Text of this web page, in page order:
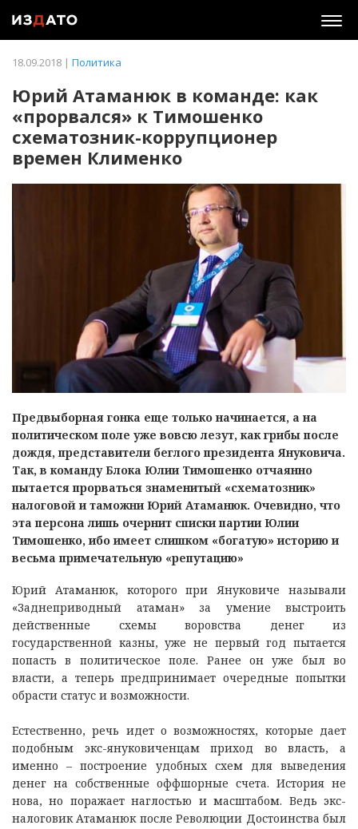
18.09.2018 | Политика
Юрий Атаманюк в команде: как
«прорвался» к Тимошенко
схематозник-коррупционер
времен Клименко
Предвыборная гонка еще только начинается, а на
политическом поле уже вовсю лезут, как грибы после
дождя, представители беглого президента Януковича.
Так, в команду Блока Юлии Тимошенко отчаянно
пытается прорваться знаменитый «схематозник»
налоговой и таможни Юрий Атаманюк. Очевидно, что
эта персона лишь очернит списки партии Юлии
Тимошенко, ибо имеет слишком «богатую» историю и
весьма примечательную «репутацию»
Юрий Атаманюк, которого при Януковиче называли
«Заднеприводный атаман» за умение выстроить
действенные схемы воровства денег из
государственной казны, уже не первый год пытается
попасть в политическое поле. Ранее он уже был во
власти, а теперь предпринимает очередные попытки
обрасти статус и возможности.
Естественно, речь идет о возможностях, которые дает
подобным экс-януковиченцам приход во власть, а
именно – построение удобных схем для выведения
денег на собственные оффшорные счета. История не
нова, но поражает наглостью и масштабом. Ведь экс-
налоговик Атаманюк после Революции Достоинства был